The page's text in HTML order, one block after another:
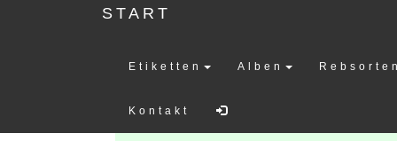
START
Etiketten Alben
Kontakt